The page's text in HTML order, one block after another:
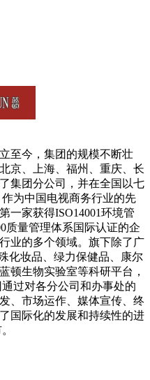
至今，集团的规模不断壮
京、上海、福州、重庆、长
集团分公司，并在全国以七
为中国电视商务行业的先
一家获得ISO14001环境管
质量管理体系国际认证的企
业的多个领域。旗下除了广
化妆品、绿力保健品、康尔
顿生物实验室等科研平台，
过对各分公司和办事处的
、市场运作、媒体宣传、终
国际化的发展和持续性的进